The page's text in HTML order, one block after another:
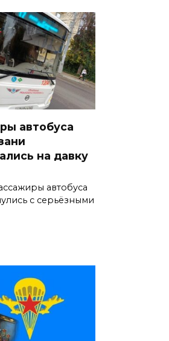
автобуса
на давку
автобуса
с серьёзными